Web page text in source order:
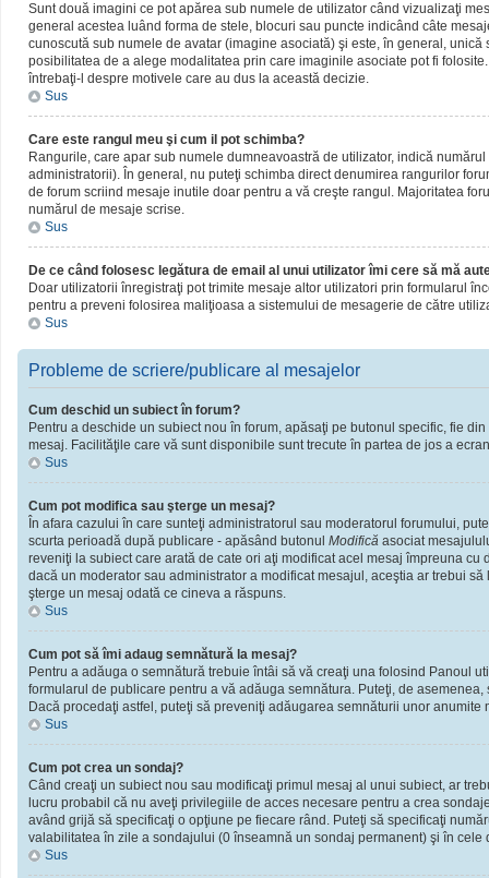
Sunt două imagini ce pot apărea sub numele de utilizator când vizualizaţi
general acestea luând forma de stele, blocuri sau puncte indicând câte
cunoscută sub numele de avatar (imagine asociată) şi este, în general,
posibilitatea de a alege modalitatea prin care imaginile asociate pot fi
întrebaţi-l despre motivele care au dus la această decizie.
Sus
Care este rangul meu şi cum il pot schimba?
Rangurile, care apar sub numele dumneavoastră de utilizator, indică
administratorii). În general, nu puteţi schimba direct denumirea rangurilor
de forum scriind mesaje inutile doar pentru a vă creşte rangul. Majoritatea
numărul de mesaje scrise.
Sus
De ce când folosesc legătura de email al unui utilizator îmi cere să mă
Doar utilizatorii înregistraţi pot trimite mesaje altor utilizatori prin formularul
pentru a preveni folosirea maliţioasa a sistemului de mesagerie de către
Sus
Probleme de scriere/publicare al mesajelor
Cum deschid un subiect în forum?
Pentru a deschide un subiect nou în forum, apăsaţi pe butonul specific, fie
mesaj. Facilităţile care vă sunt disponibile sunt trecute în partea de jos a
Sus
Cum pot modifica sau şterge un mesaj?
În afara cazului în care sunteţi administratorul sau moderatorul forumului,
scurta perioadă după publicare - apăsând butonul Modifică asociat
reveniţi la subiect care arată de cate ori aţi modificat acel mesaj împreuna
dacă un moderator sau administrator a modificat mesajul, aceştia ar trebui
şterge un mesaj odată ce cineva a răspuns.
Sus
Cum pot să îmi adaug semnătură la mesaj?
Pentru a adăuga o semnătură trebuie întâi să vă creaţi una folosind Panoul
formularul de publicare pentru a vă adăuga semnătura. Puteţi, de
Dacă procedaţi astfel, puteţi să preveniţi adăugarea semnăturii unor
Sus
Cum pot crea un sondaj?
Când creaţi un subiect nou sau modificaţi primul mesaj al unui subiect, ar
lucru probabil că nu aveţi privilegiile de acces necesare pentru a crea
având grijă să specificaţi o opţiune pe fiecare rând. Puteţi să specificaţi
valabilitatea în zile a sondajului (0 înseamnă un sondaj permanent) şi în
Sus